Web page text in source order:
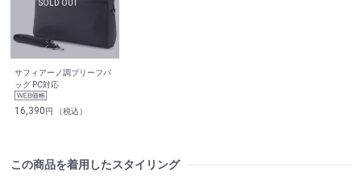
サフィアーノ調ブリーフバ
ッグ PC対応
16,390円 （税込）
この商品を着用したスタイリング